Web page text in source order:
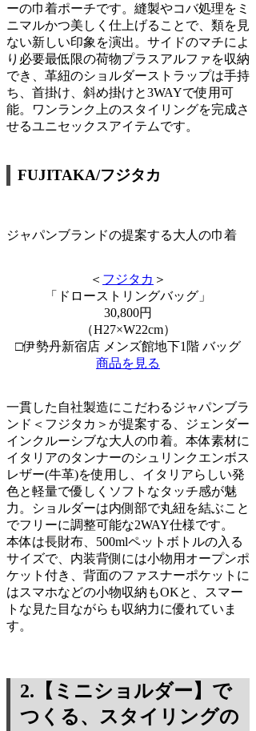
ーの巾着ポーチです。縫製やコバ処理をミ
ニマルかつ美しく仕上げることで、類を見
ない新しい印象を演出。サイドのマチによ
り必要最低限の荷物プラスアルファを収納
でき、革紐のショルダーストラップは手持
ち、首掛け、斜め掛けと3WAYで使用可
能。ワンランク上のスタイリングを完成さ
せるユニセックスアイテムです。
FUJITAKA/フジタカ
ジャパンブランドの提案する大人の巾着
＜ フジタカ ＞
「ドローストリングバッグ」
30,800円
（H27×W22cm）
□伊勢丹新宿店 メンズ館地下1階 バッグ
商品を見る
一貫した自社製造にこだわるジャパンブラ
ンド＜フジタカ＞が提案する、ジェンダー
インクルーシブな大人の巾着。本体素材に
イタリアのタンナーのシュリンクエンボス
レザー(牛革)を使用し、イタリアらしい発
色と軽量で優しくソフトなタッチ感が魅
力。ショルダーは内側部で丸紐を結ぶこと
でフリーに調整可能な2WAY仕様です。
本体は長財布、500mlペットボトルの入る
サイズで、内装背側には小物用オープンポ
ケット付き、背面のファスナーポケットに
はスマホなどの小物収納もOKと、スマー
トな見た目ながらも収納力に優れていま
す。
2.【ミニショルダー】で
つくる、スタイリングの